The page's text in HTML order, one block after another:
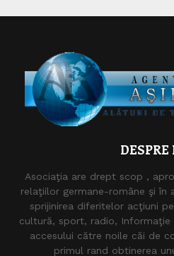
Asociaţia are drept scop ,
relaţiilor germane-române şi în
sprijinirea diferitelor acţiuni
cultură, sport, radio, Informaţie
accesului către noile căi de
primul rand obtinerea